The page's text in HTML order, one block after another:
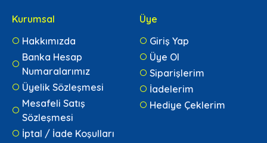
Kurumsal
Hakkımızda
Banka Hesap
Numaralarımız
Üyelik Sözleşmesi
Mesafeli Satış
Sözleşmesi
İptal / İade Koşulları
Üye
Giriş Yap
Üye Ol
Siparişlerim
İadelerim
Hediye Çeklerim